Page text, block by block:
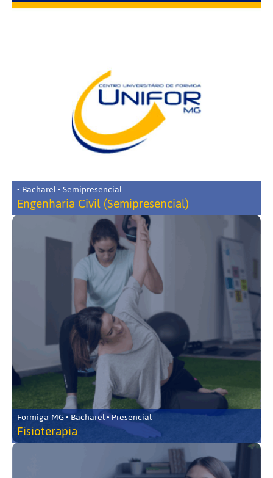
• Bacharel • Semipresencial
Engenharia Civil (Semipresencial)
Formiga-MG • Bacharel • Presencial
Fisioterapia